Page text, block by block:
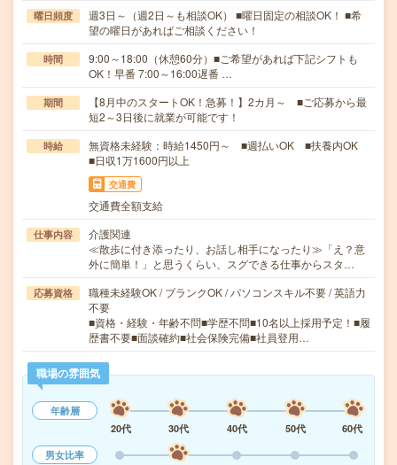
曜日頻度
週3日～（週2日～も相談OK） ■曜日固定の相談OK！ ■希
望の曜日があればご相談ください！
時間
9:00～18:00（休憩60分）■ご希望があれば下記シフトも
OK！早番 7:00～16:00遅番 …
期間
【8月中のスタートOK！急募！】2カ月～ ■ご応募から最
短2～3日後に就業が可能です！
時給
無資格未経験：時給1450円～ ■週払いOK ■扶養内OK
■日収1万1600円以上
交通費
交通費全額支給
仕事内容
介護関連
≪散歩に付き添ったり、お話し相手になったり≫「え？意
外に簡単！」と思うくらい、スグできる仕事からスタ…
応募資格
職種未経験OK / ブランクOK / パソコンスキル不要 / 英語力
不要
■資格・経験・年齢不問■学歴不問■10名以上採用予定！■履
歴書不要■面談確約■社会保険完備■社員登用…
職場の雰囲気
年齢層
20代
30代 40代 50代
60代
男女比率